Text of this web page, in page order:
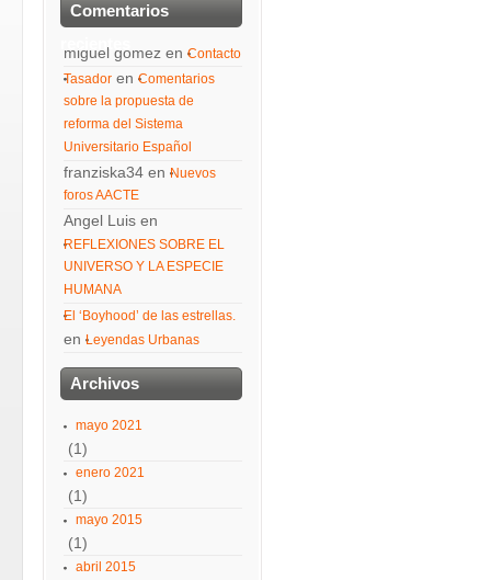
Comentarios
recientes
miguel gomez en Contacto
Tasador en Comentarios
sobre la propuesta de
reforma del Sistema
Universitario Español
franziska34 en Nuevos
foros AACTE
Angel Luis en
REFLEXIONES SOBRE EL
UNIVERSO Y LA ESPECIE
HUMANA
El ‘Boyhood’ de las estrellas.
en Leyendas Urbanas
Archivos
mayo 2021
(1)
enero 2021
(1)
mayo 2015
(1)
abril 2015